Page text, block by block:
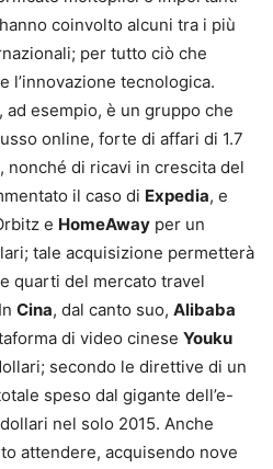
coinvolto alcuni tra i più
per tutto ciò che
l’innovazione tecnologica.
, ad esempio, è un gruppo che
online, forte di affari di 1.7
nonché di ricavi in crescita del
il caso di Expedia, e
e HomeAway per un
tale acquisizione permetterà
quarti del mercato travel
Cina, dal canto suo, Alibaba
di video cinese Youku
secondo le direttive di un
speso dal gigante dell’e-
nel solo 2015. Anche
attendere, acquisendo nove